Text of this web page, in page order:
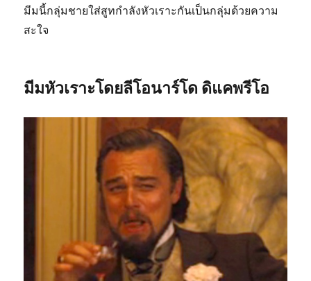
มีมนี้กลุ่มชายใส่สูทกำลังหัวเราะกันเป็นกลุ่มด้วยความ
สะใจ
มีมหัวเราะโดยลีโอนาร์โด ดิแคพรีโอ